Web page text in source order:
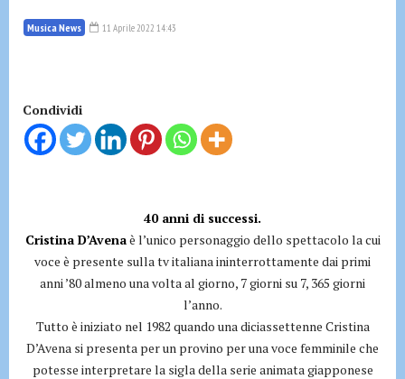
tMusica News 11 Aprile 2022 14:43
Condividi
40 anni di successi.
Cristina D’Avenaè l’unico personaggio dello spettacolo la cui
voce è presente sulla tv italiana ininterrottamente dai primi
anni ’80 almeno una volta al giorno, 7 giorni su 7, 365 giorni
l’anno.
Tutto è iniziato nel 1982 quando una diciassettenne Cristina
D’Avena si presenta per un provino per una voce femminile che
potesse interpretare la sigla della serie animata giapponese